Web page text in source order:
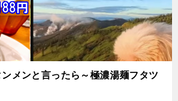
メンと言ったら～極濃湯麺フタツ